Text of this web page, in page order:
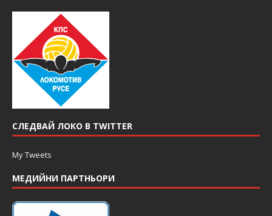
СЛЕДВАЙ ЛОКО В TWITTER
My Tweets
МЕДИЙНИ ПАРТНЬОРИ